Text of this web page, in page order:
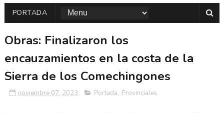
PORTADA
Obras: Finalizaron los
encauzamientos en la costa de la
Sierra de los Comechingones
noviembre 07, 2023 Portada, Provinciales